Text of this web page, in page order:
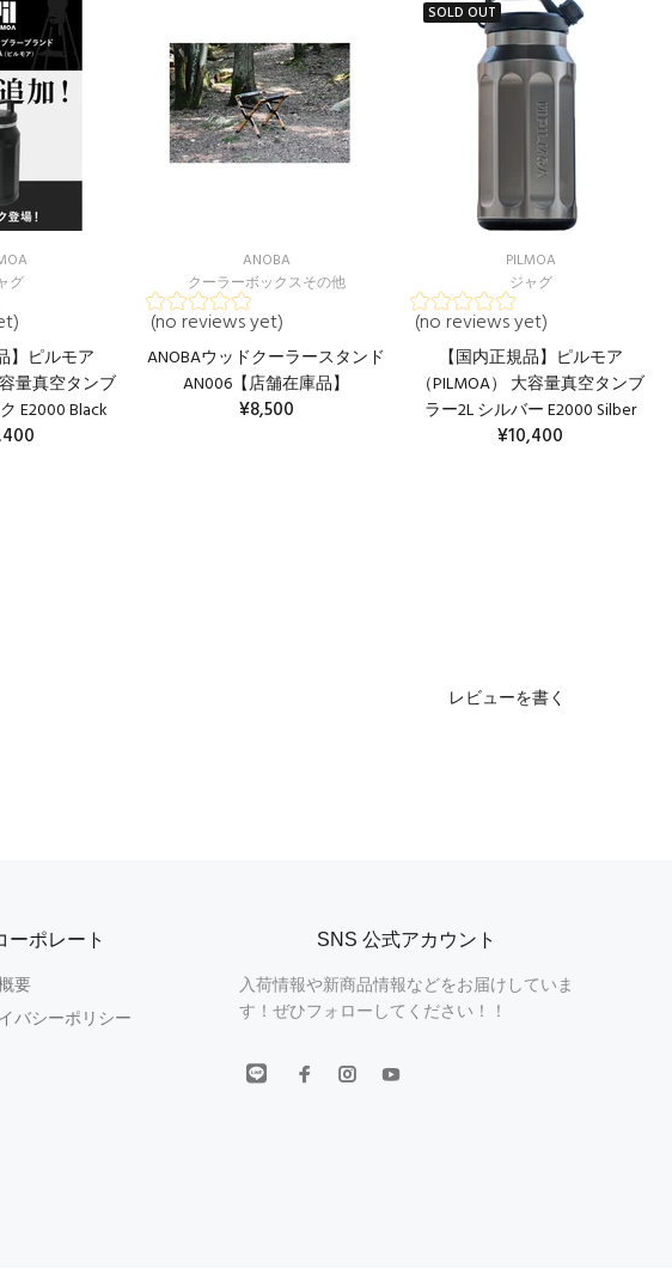
グ
】ピルモア
容量真空タンブ
E2000 Black
ANOBA
クーラーボックスその他
(no reviews yet)
ANOBAウッドクーラースタンド
AN006【店舗在庫品】
¥8,500
SOLD OUT
PILMOA
ジャグ
(no reviews yet)
【国内正規品】ピルモア
（PILMOA） 大容量真空タンブ
ラー2L シルバー E2000 Silber
¥10,400
レビューを書く
ーポレート
要
バシーポリシー
SNS 公式アカウント
入荷情報や新商品情報などをお届けしていま
す！ぜひフォローしてください！！